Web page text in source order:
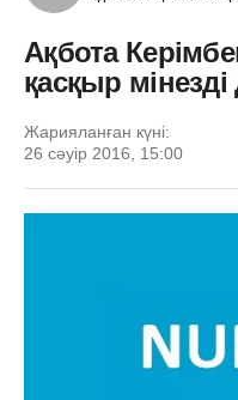
Ақбота
қасқыр
Жарияланған күні:
26 сәуір 2016, 15:00